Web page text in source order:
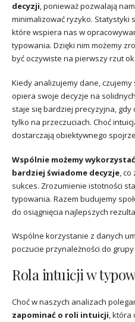
decyzji, ponieważ pozwalają
minimalizować ryzyko. Statystyki
które wspiera nas w
typowania. Dzięki nim możemy
być oczywiste na pierwszy rzut
Kiedy analizujemy dane, czujemy
opiera swoje decyzje na
staje się bardziej precyzyjna, gdy
tylko na przeczuciach. Choć
dostarczają obiektywnego
Wspólnie możemy
bardziej świadome decyzje, co
sukces. Zrozumienie istotności
typowania. Razem budujemy
do osiągnięcia najlepszych
Wspólne korzystanie z danych
poczucie przynależności do
Rola intuicji w
Choć w naszych analizach
zapominać o roli intuicji, która